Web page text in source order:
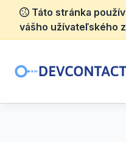
Táto stránka
vášho užívateľského